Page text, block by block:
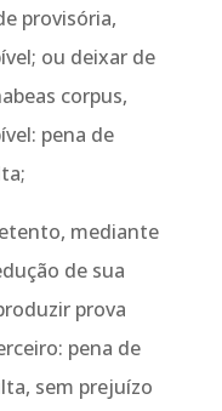
provisória,
ou deixar de
corpus,
pena de
mediante
de sua
prova
pena de
sem prejuízo